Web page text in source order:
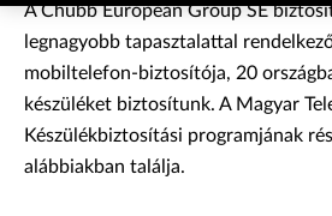
A Chubb European Group SE
legnagyobb tapasztalattal
mobiltelefon-biztosítója, 20
készüléket biztosítunk. A Magyar
Készülékbiztosítási programjának
alábbiakban találja.